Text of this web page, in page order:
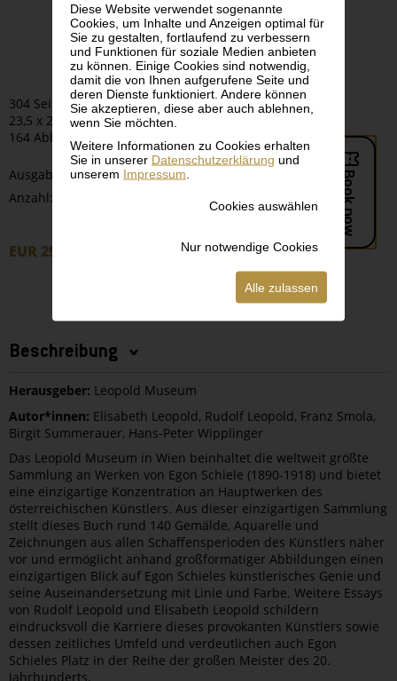
Diese Website verwendet sogenannte
Cookies, um Inhalte und Anzeigen optimal für
Sie zu gestalten, fortlaufend zu verbessern
und Funktionen für soziale Medien anbieten
zu können. Einige Cookies sind notwendig,
damit die von Ihnen aufgerufene Seite und
deren Dienste funktioniert. Andere können
Sie akzeptieren, diese aber auch ablehnen,
wenn Sie möchten.
Weitere Informationen zu Cookies erhalten
Sie in unserer Datenschutzerklärung und
unserem Impressum
Cookies auswählen
Nur notwendige Cookies
Alle zulassen
304 Seiten
23,5 x 28 cm | Softcover
164 Abbildungen
Ausgabe:
Anzahl:
EUR 29,90
Beschreibung
Herausgeber: Leopold Museum
Autor*innen: Elisabeth Leopold, Rudolf Leopold, Franz Smola,
Birgit Summerauer, Hans-Peter Wipplinger
Das Leopold Museum in Wien beinhaltet die weltweit größte
Sammlung an Werken von Egon Schiele (1890-1918) und bietet
eine einzigartige Konzentration an Hauptwerken des
österreichischen Künstlers. Aus dieser einzigartigen Sammlung
stellt dieses Buch rund 140 Gemälde, Aquarelle und
Zeichnungen aus allen Schaffensperioden des Künstlers näher
vor und ermöglicht anhand großformatiger Abbildungen einen
einzigartigen Blick auf Egon Schieles künstlerisches Genie und
seine Auseinandersetzung mit Linie und Farbe. Weitere Essays
von Rudolf Leopold und Elisabeth Leopold schildern
eindrucksvoll die Karriere dieses provokanten Künstlers sowie
dessen zeitliches Umfeld und verdeutlichen auch Egon
Schieles Platz in der Reihe der großen Meister des 20.
Jahrhunderts.